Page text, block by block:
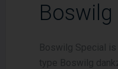
Boswilg
Boswilg Special
type Boswilg